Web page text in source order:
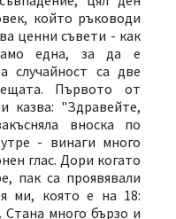
който ръководи
ценни съвети - как
една, за да е
случайност са две
Първото от
казва: "Здравейте,
вноска по
- винаги много
глас. Дори когато
пак са проявявали
ми, която е на 18:
много бързо и